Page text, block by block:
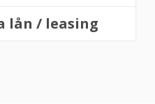
lån / leasing